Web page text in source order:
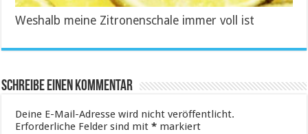
Weshalb meine Zitronenschale immer voll ist
Schreibe einen Kommentar
Deine E-Mail-Adresse wird nicht veröffentlicht.
Erforderliche Felder sind mit* markiert